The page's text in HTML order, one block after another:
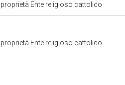
Ente religioso cattolico
Ente religioso cattolico